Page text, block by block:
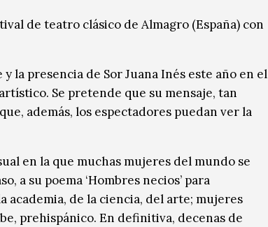
de teatro clásico de Almagro (España) con
la presencia de Sor Juana Inés este año en el
Se pretende que su mensaje, tan
además, los espectadores puedan ver la
en la que muchas mujeres del mundo se
a su poema ‘Hombres necios’ para
de la ciencia, del arte; mujeres
prehispánico. En definitiva, decenas de